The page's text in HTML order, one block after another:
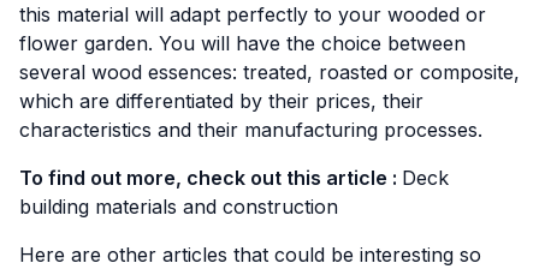
this material will adapt perfectly to your wooded or
flower garden. You will have the choice between
several wood essences: treated, roasted or composite,
which are differentiated by their prices, their
characteristics and their manufacturing processes.
To find out more, check out this article : Deck
building materials and construction
Here are other articles that could be interesting so